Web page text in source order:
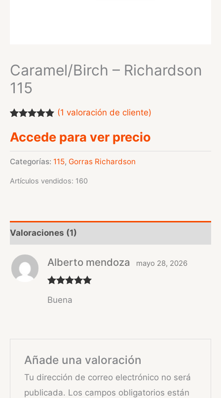
Caramel/Birch – Richardson
115
con5.00 de
5 en base a
valoración
de un cliente
(1 valoración de cliente)
Accede para ver precio
Categorías: 115, Gorras Richardson
Artículos vendidos: 160
Valoraciones (1)
con5de 5
Alberto mendoza mayo 28, 2026
Buena
Añade una valoración
Tu dirección de correo electrónico no será
publicada. Los campos obligatorios están